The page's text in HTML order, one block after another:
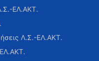
ΕΛ.ΑΚΤ.
Λ.Σ.-ΕΛ.ΑΚΤ.